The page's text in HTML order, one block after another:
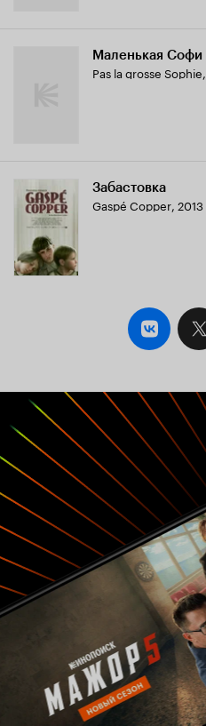
Маленькая Софи
Pas la grosse Sophie,
Забастовка
Gaspé Copper, 2013